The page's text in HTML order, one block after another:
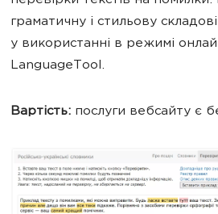
граматичну і стильову
у використанні в режимі
LanguageTool.
Вартість: послуги вебсайту є